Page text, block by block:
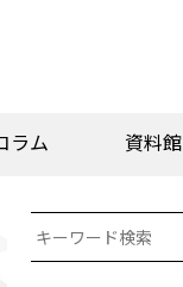
ラム 資料館